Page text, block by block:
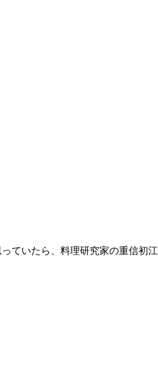
ていたら、料理研究家の重信初